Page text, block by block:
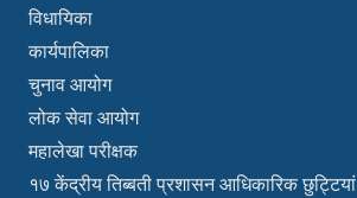
विधायिका
कार्यपालिका
चुनाव आयोग
लोक सेवा आयोग
महालेखा परीक्षक
१७ केंद्रीय तिब्बती प्रशासन आधिकारिक छुट्टियां